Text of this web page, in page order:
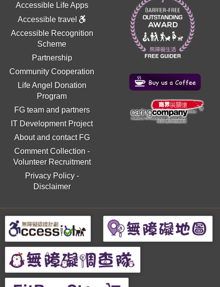
Accessible Life Apps
Accessible travel
Accessible Recognition
Scheme
Partnership
Community Cooperation
Life Angel Donation
Program
FG team and partners
IT Development Project
About and contact FG
Comment Collection -
Volunteer Recruitment
Privacy Policy-
Disclaimer